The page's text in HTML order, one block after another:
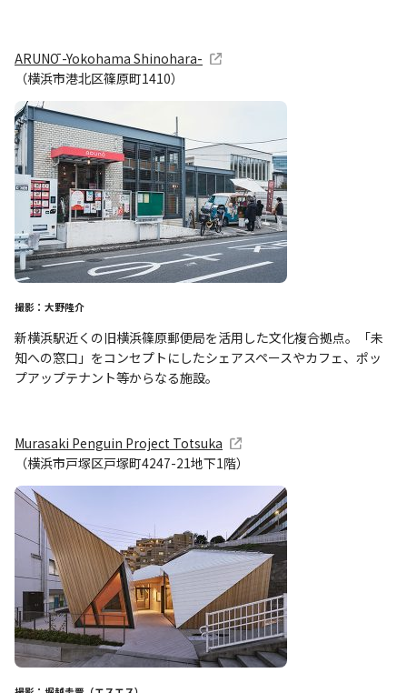
ARUNŌ -Yokohama Shinohara-
（横浜市港北区篠原町1410）
撮影：大野隆介
新横浜駅近くの旧横浜篠原郵便局を活用した文化複合拠点。「未
知への窓口」をコンセプトにしたシェアスペースやカフェ、ポッ
プアップテナント等からなる施設。
Murasaki Penguin Project Totsuka
（横浜市戸塚区戸塚町4247-21地下1階）